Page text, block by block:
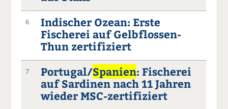
6
Indischer Ozean: Erste
Fischerei auf Gelbflossen-
Thun zertifiziert
7 Portugal/Spanien: Fischerei
auf Sardinen nach 11 Jahren
wieder MSC-zertifiziert